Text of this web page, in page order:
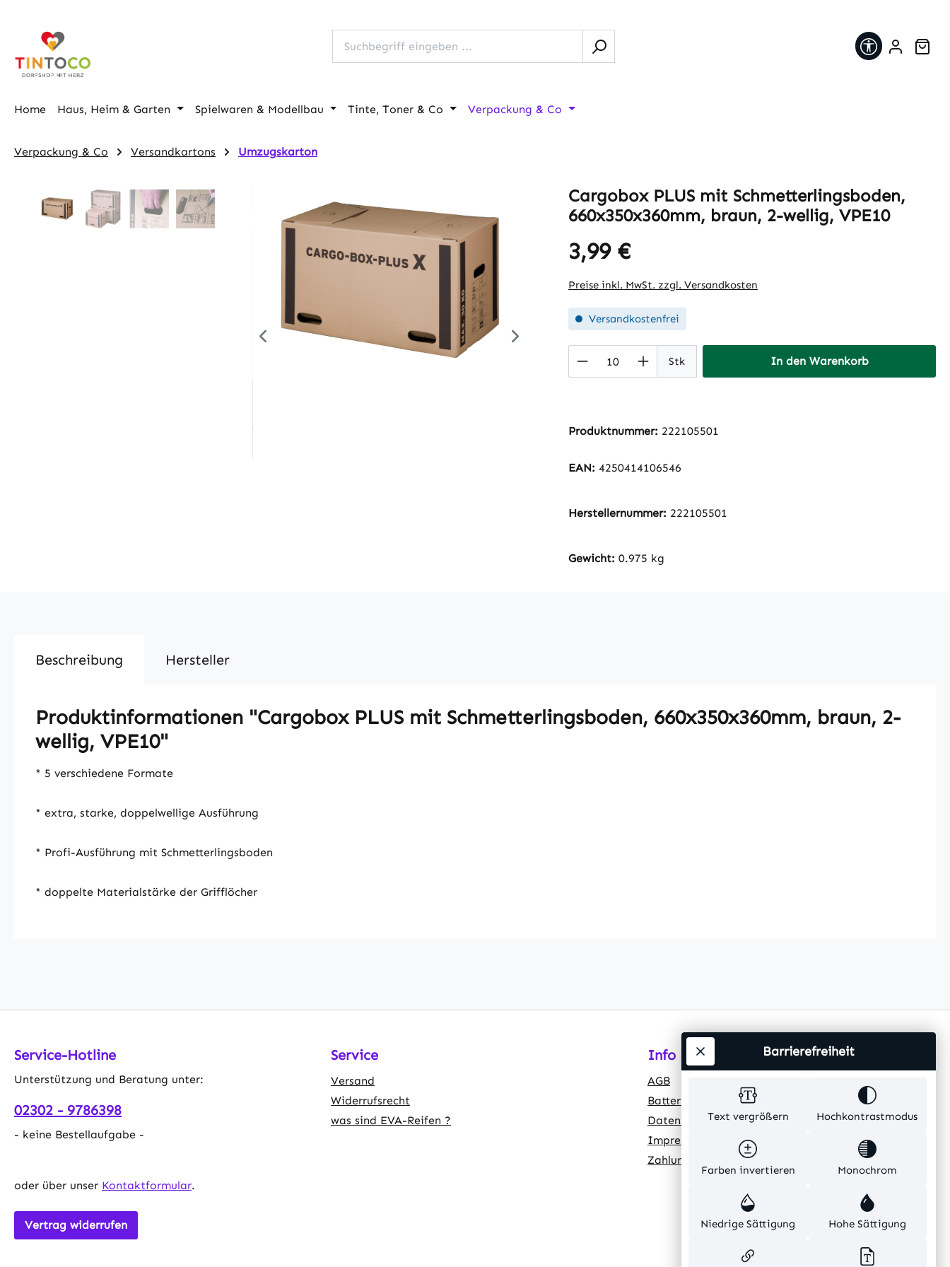
Home Haus, Heim & Garten Spielwaren & Modellbau Tinte, Toner & Co Verpackung & Co
Verpackung & Co Versandkartons Umzugskarton
Cargobox PLUS mit Schmetterlingsboden,
660x350x360mm, braun, 2-wellig, VPE10
Regulärer Preis:
3,99 €
Preise inkl. MwSt. zzgl. Versandkosten
Versandkostenfrei
Produkt Anzahl: Gib den gewünschten Wert
Stk In den Warenkorb
Produktnummer: 222105501
EAN: 4250414106546
Herstellernummer: 222105501
Gewicht: 0.975 kg
Beschreibung Hersteller
Produktinformationen "Cargobox PLUS mit Schmetterlingsboden, 660x350x360mm, braun, 2-
wellig, VPE10"
* 5 verschiedene Formate
* extra, starke, doppelwellige Ausführung
* Profi-Ausführung mit Schmetterlingsboden
* doppelte Materialstärke der Grifflöcher
Service-Hotline
Unterstützung und Beratung unter:
02302 - 9786398
- keine Bestellaufgabe -
oder über unser Kontaktformular.
Vertrag widerrufen
Service
Versand
Widerrufsrecht
was sind EVA-Reifen ?
Info
AGB
Batteriehinweis
Datenschutz
Impressum
Zahlungsarten
Text vergrößern Hochkontrastmodus
Farben invertieren Monochrom
Niedrige Sättigung Hohe Sättigung
Barrierefreiheit